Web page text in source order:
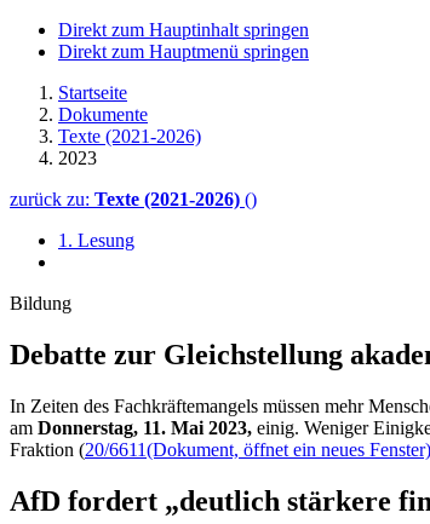
Direkt zum Hauptinhalt springen
Direkt zum Hauptmenü springen
Startseite
Dokumente
Texte (2021-2026)
2023
zurück zu: Texte (2021-2026) ()
1. Lesung
Bildung
Debatte zur Gleich­stellung
In Zeiten des Fachkräftemangels müssen mehr
am Donnerstag, 11. Mai 2023, einig. Weniger
Fraktion (20/6611(Dokument, öffnet ein neues Fenster)
AfD fordert „deutlich stärkere